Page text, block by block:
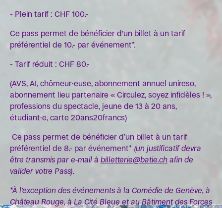
- Plein tarif : CHF 100.-
Ce pass permet de bénéficier d’un billet à un tarif
préférentiel de 10.- par événement*.
- Tarif réduit : CHF 80.-
(AVS, AI, chômeur·euse, abonnement annuel unireso,
abonnement lieu partenaire « Circulez, soyez infidèles ! »,
professions du spectacle, jeune de 13 à 20 ans,
étudiant·e, carte 20ans20francs)
Ce pass permet de bénéficier d’un billet à un tarif
préférentiel de 8.- par événement* (un justificatif devra
être transmis par e-mail à billetterie@batie.ch afin de
valider votre Pass).
*À l’exception des événements à la Comédie de Genève, à
Château Rouge, à La Cité Bleue et au Bâtiment des Forces